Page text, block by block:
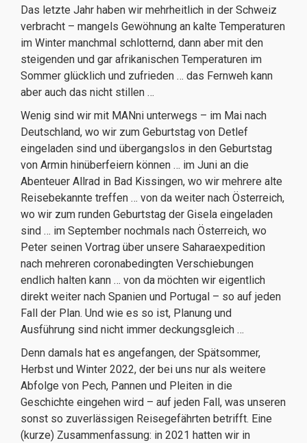
Das letzte Jahr haben wir mehrheitlich in der Schweiz
verbracht – mangels Gewöhnung an kalte Temperaturen
im Winter manchmal schlotternd, dann aber mit den
steigenden und gar afrikanischen Temperaturen im
Sommer glücklich und zufrieden … das Fernweh kann
aber auch das nicht stillen …
Wenig sind wir mit MANni unterwegs – im Mai nach
Deutschland, wo wir zum Geburtstag von Detlef
eingeladen sind und übergangslos in den Geburtstag
von Armin hinüberfeiern können … im Juni an die
Abenteuer Allrad in Bad Kissingen, wo wir mehrere alte
Reisebekannte treffen … von da weiter nach Österreich,
wo wir zum runden Geburtstag der Gisela eingeladen
sind … im September nochmals nach Österreich, wo
Peter seinen Vortrag über unsere Saharaexpedition
nach mehreren coronabedingten Verschiebungen
endlich halten kann … von da möchten wir eigentlich
direkt weiter nach Spanien und Portugal – so auf jeden
Fall der Plan. Und wie es so ist, Planung und
Ausführung sind nicht immer deckungsgleich …
Denn damals hat es angefangen, der Spätsommer,
Herbst und Winter 2022, der bei uns nur als weitere
Abfolge von Pech, Pannen und Pleiten in die
Geschichte eingehen wird – auf jeden Fall, was unseren
sonst so zuverlässigen Reisegefährten betrifft. Eine
(kurze) Zusammenfassung: in 2021 hatten wir in